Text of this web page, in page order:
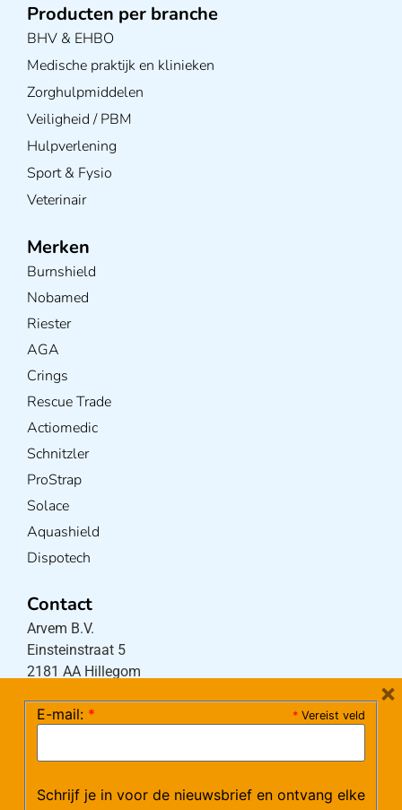
Producten per branche
BHV & EHBO
Medische praktijk en klinieken
Zorghulpmiddelen
Veiligheid / PBM
Hulpverlening
Sport & Fysio
Veterinair
Merken
Burnshield
Nobamed
Riester
AGA
Crings
Rescue Trade
Actiomedic
Schnitzler
ProStrap
Solace
Aquashield
Dispotech
Contact
Arvem B.V.
Einsteinstraat 5
2181 AA Hillegom
(maandag – donderdag 08:30-17:15 uur / vrijdag
Mail:klantenservice@arvem.nl
* Vereist veld
E-mail: *
Schrijf je in voor de nieuwsbrief en ontvang elke
×